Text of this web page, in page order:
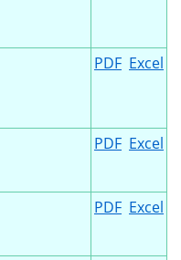
PDF Excel
PDF Excel
PDF Excel